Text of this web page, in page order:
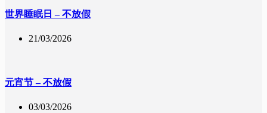
世界睡眠日 – 不放假
21/03/2026
元宵节 – 不放假
03/03/2026